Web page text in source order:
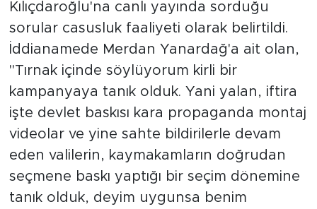
Kılıçdaroğlu'na canlı yayında sorduğu
sorular casusluk faaliyeti olarak belirtildi.
İddianamede Merdan Yanardağ'a ait olan,
"Tırnak içinde söylüyorum kirli bir
kampanyaya tanık olduk. Yani yalan, iftira
işte devlet baskısı kara propaganda montaj
videolar ve yine sahte bildirilerle devam
eden valilerin, kaymakamların doğrudan
seçmene baskı yaptığı bir seçim dönemine
tanık olduk, deyim uygunsa benim